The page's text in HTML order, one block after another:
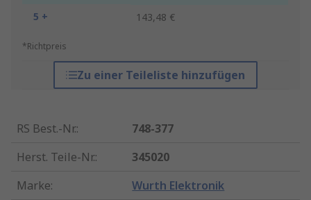
5 +
143,48 €
*Richtpreis
Zu einer Teileliste hinzufügen
RS Best.-Nr.:
748-377
Herst. Teile-Nr.:
345020
Marke: Wurth Elektronik